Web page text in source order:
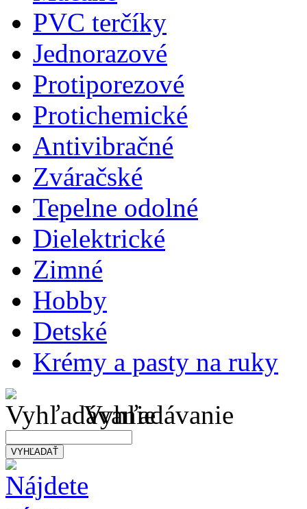
PVC terčíky
Jednorazové
Protiporezové
Protichemické
Antivibračné
Zváračské
Tepelne odolné
Dielektrické
Zimné
Hobby
Detské
Krémy a pasty na ruky
Vyhľadávanie
VYHĽADAŤ